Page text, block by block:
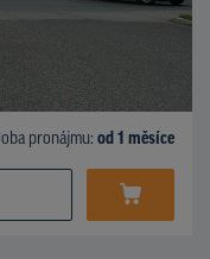
pronájmu: od 1 měsíce